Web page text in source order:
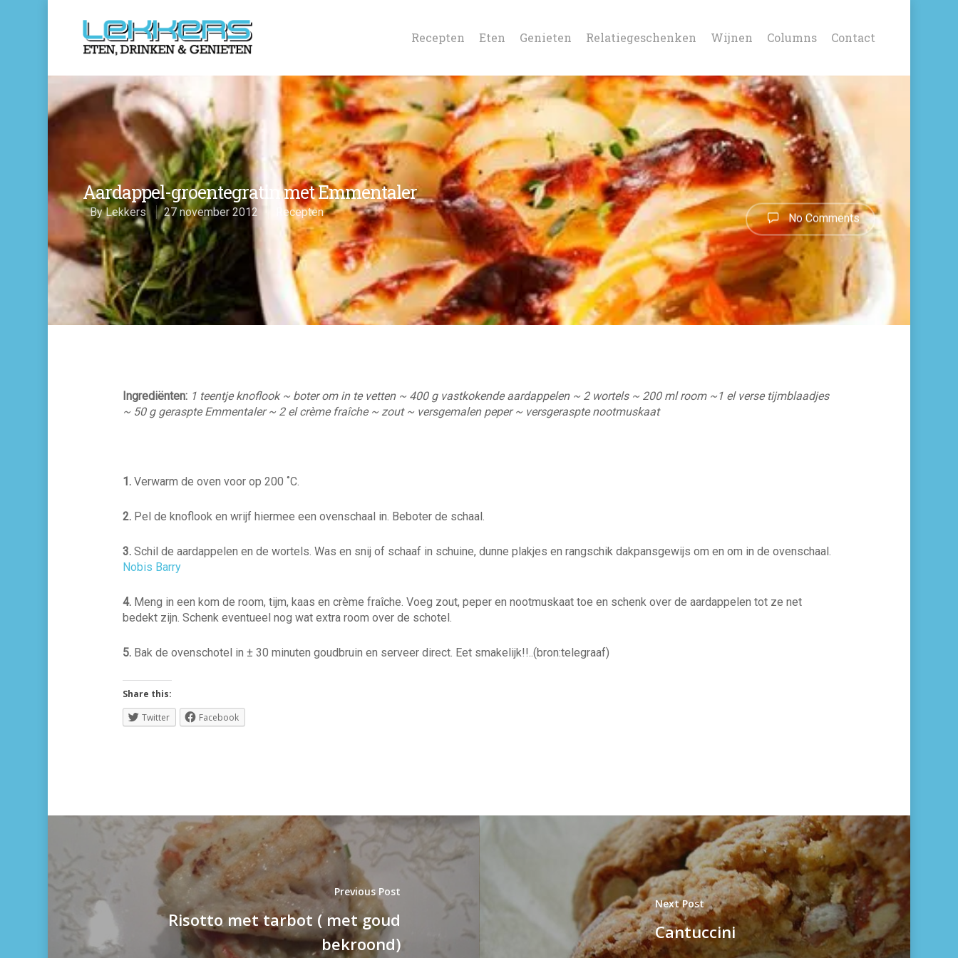
Recepten Eten Genieten Relatiegeschenken Wijnen Columns Contact
Aardappel-groentegratin met Emmentaler
ByLekkers 27 november 2012 Recepten
No Comments
Ingrediënten: 1 teentje knoflook ~ boter om in te vetten ~ 400 g vastkokende aardappelen ~ 2 wortels ~ 200 ml room ~1 el verse tijmblaadjes
~ 50 g geraspte Emmentaler ~ 2 el crème fraîche ~ zout ~ versgemalen peper ~ versgeraspte nootmuskaat
1. Verwarm de oven voor op 200 ˚C.
2. Pel de knoflook en wrijf hiermee een ovenschaal in. Beboter de schaal.
3. Schil de aardappelen en de wortels. Was en snij of schaaf in schuine, dunne plakjes en rangschik dakpansgewijs om en om in de ovenschaal.
Nobis Barry
4. Meng in een kom de room, tijm, kaas en crème fraîche. Voeg zout, peper en nootmuskaat toe en schenk over de aardappelen tot ze net
bedekt zijn. Schenk eventueel nog wat extra room over de schotel.
5. Bak de ovenschotel in ± 30 minuten goudbruin en serveer direct. Eet smakelijk!!..(bron:telegraaf)
Share this:
Twitter
Facebook
Previous Post
Risotto met tarbot ( met goud
bekroond)
Next Post
Cantuccini